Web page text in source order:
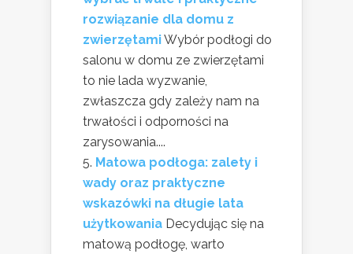
rozwiązanie dla domu z
zwierzętamiWybór podłogi do
salonu w domu ze zwierzętami
to nie lada wyzwanie,
zwłaszcza gdy zależy nam na
trwałości i odporności na
zarysowania....
Matowa podłoga: zalety i
wady oraz praktyczne
wskazówki na długie lata
użytkowania Decydując się na
matową podłogę, warto